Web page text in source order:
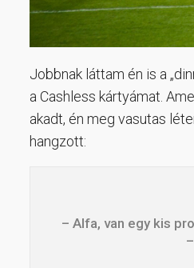
Jobbnak láttam én is a
a Cashless kártyámat.
akadt, én meg vasutas
hangzott:
– Alfa, van egy kis